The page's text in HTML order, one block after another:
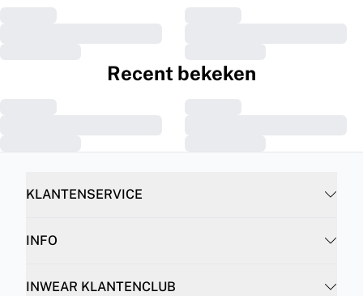
Recent bekeken
KLANTENSERVICE
INFO
INWEAR KLANTENCLUB